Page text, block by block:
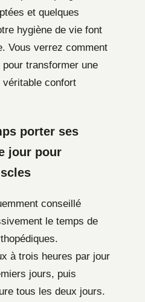
et quelques
hygiène de vie font
Vous verrez comment
transformer une
confort
porter ses
jour pour
conseillé
le temps de
à trois heures par jour
jours, puis
tous les deux jours.